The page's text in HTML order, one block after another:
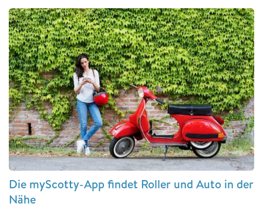
Die myScotty-App findet Roller und Auto in der
Nähe